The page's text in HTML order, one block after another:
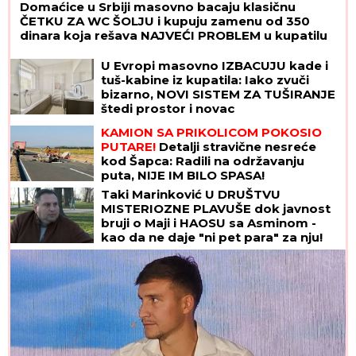
Domaćice u Srbiji masovno bacaju klasičnu
ČETKU ZA WC ŠOLJU i kupuju zamenu od 350
dinara koja rešava NAJVEĆI PROBLEM u kupatilu
U Evropi masovno IZBACUJU kade i
tuš-kabine iz kupatila: Iako zvuči
bizarno, NOVI SISTEM ZA TUŠIRANJE
štedi prostor i novac
KAMION SA PRIKOLICOM POKOSIO
PUTARE! Detalji stravične nesreće
kod Šapca: Radili na održavanju
puta, NIJE IM BILO SPASA!
Taki Marinković U DRUŠTVU
MISTERIOZNE PLAVUŠE dok javnost
bruji o Maji i HAOSU sa Asminom -
kao da ne daje "ni pet para" za nju!